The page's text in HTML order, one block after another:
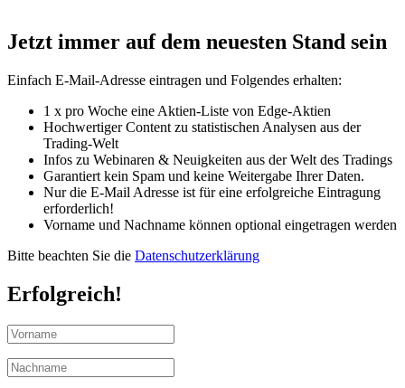
Jetzt immer auf dem neuesten Stand sein
Einfach E-Mail-Adresse eintragen und Folgendes erhalten:
1 x pro Woche eine Aktien-Liste von Edge-Aktien
Hochwertiger Content zu statistischen Analysen aus der
Trading-Welt
Infos zu Webinaren & Neuigkeiten aus der Welt des Tradings
Garantiert kein Spam und keine Weitergabe Ihrer Daten.
Nur die E-Mail Adresse ist für eine erfolgreiche Eintragung
erforderlich!
Vorname und Nachname können optional eingetragen werden
Bitte beachten Sie die Datenschutzerklärung
Erfolgreich!